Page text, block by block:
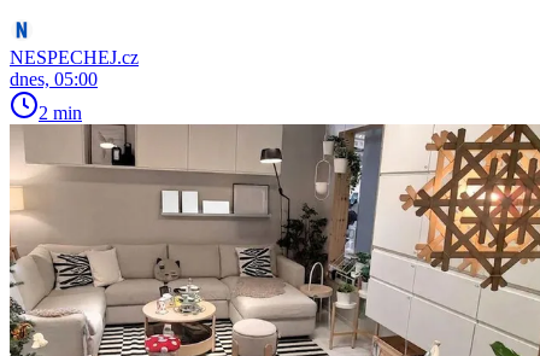
NESPECHEJ.cz
dnes, 05:00
2 min